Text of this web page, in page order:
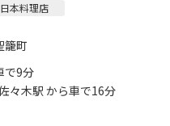
日本料理店
籠町
で9分
々木駅 から車で16分